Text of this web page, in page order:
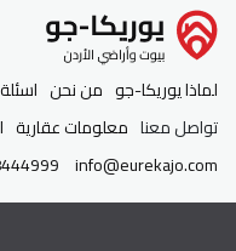
لماذا يوريكا-جو من نحن
تواصل معنا معلومات عقارية
info@eurekajo.com